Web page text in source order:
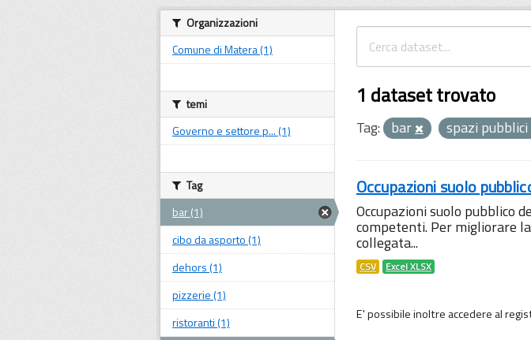
1 dataset trovato
Tag: bar spazi pubblici
Occupazioni suolo
Occupazioni suolo pubblico
competenti. Per migliorare
collegata...
CSV Excel XLSX
E' possibile inoltre accedere al
Organizzazioni
Comune di Matera (1)
temi
Governo e settore p... (1)
Tag
bar (1)
cibo da asporto (1)
dehors (1)
pizzerie (1)
ristoranti (1)